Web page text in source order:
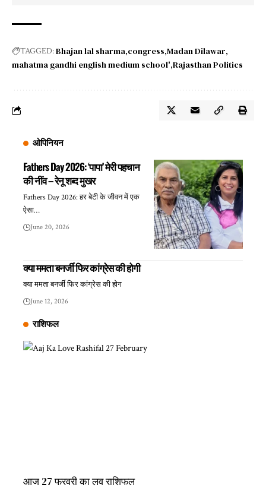
TAGGED:Bhajan lal sharma congress Madan Dilawar
mahatma gandhi english medium school' Rajasthan Politics
ओपिनियन
Fathers Day 2026: ‘पापा’ मेरी पहचान
की नींव – रेनू शब्द मुखर
Fathers Day 2026: हर बेटी के जीवन में एक
ऐसा…
June 20, 2026
क्या ममता बनर्जी फिर कांग्रेस की होगी
क्या ममता बनर्जी फिर कांग्रेस की होग
June 12, 2026
राशिफल
आज 27 फरवरी का लव राशिफल